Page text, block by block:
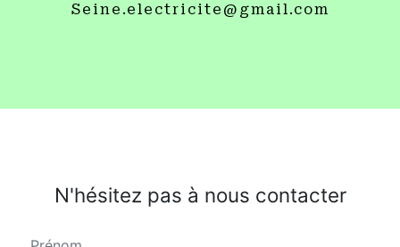
seine.electricite@gmail.com
N'hésitez pas à nous contacter